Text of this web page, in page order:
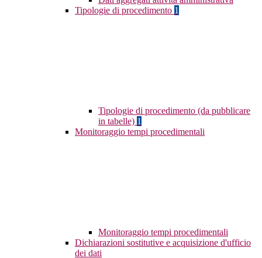
Tipologie di procedimento 1
Tipologie di procedimento (da pubblicare
in tabelle) 1
Monitoraggio tempi procedimentali
Monitoraggio tempi procedimentali
Dichiarazioni sostitutive e acquisizione d'ufficio
dei dati